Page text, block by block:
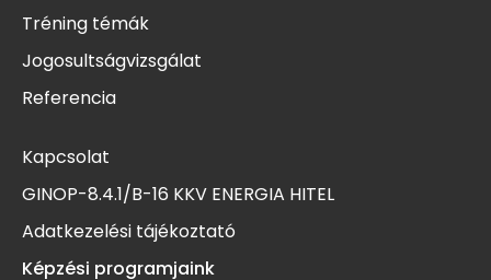
Tréning témák
Jogosultságvizsgálat
Referencia
Kapcsolat
GINOP-8.4.1/B-16 KKV ENERGIA HITEL
Adatkezelési tájékoztató
Képzési programjaink